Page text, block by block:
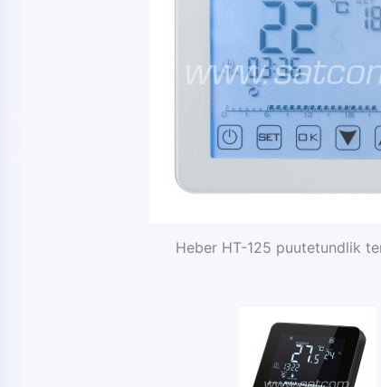
Heber HT-125 puutetundlik